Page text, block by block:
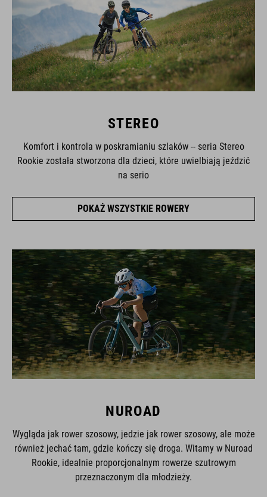
STEREO
Komfort i kontrola w poskramianiu szlaków -- seria Stereo
Rookie została stworzona dla dzieci, które uwielbiają jeździć
na serio
POKAŻ WSZYSTKIE ROWERY
NUROAD
Wygląda jak rower szosowy, jedzie jak rower szosowy, ale może
również jechać tam, gdzie kończy się droga. Witamy w Nuroad
Rookie, idealnie proporcjonalnym rowerze szutrowym
przeznaczonym dla młodzieży.